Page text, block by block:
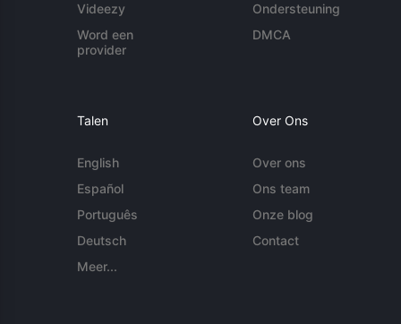
Videezy
Word een
provider
Ondersteuning
DMCA
Talen
English
Español
Português
Deutsch
Meer...
Over Ons
Over ons
Ons team
Onze blog
Contact